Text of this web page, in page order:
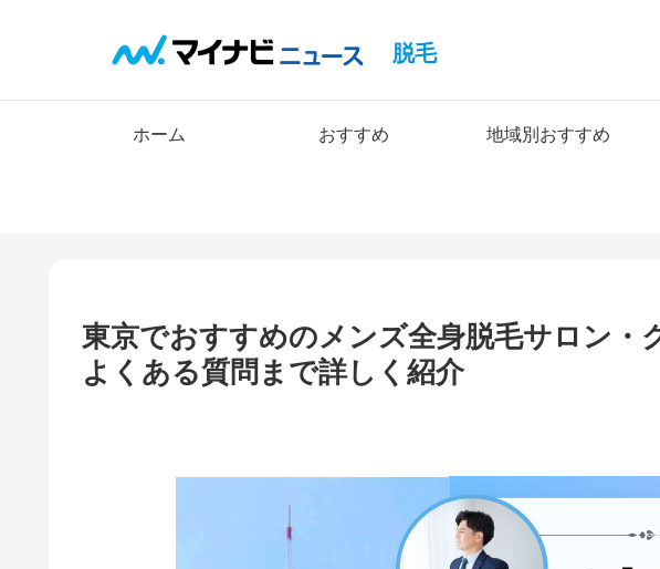
脱毛
ホーム おすすめ 地域別おすすめ
東京でおすすめのメンズ全身脱毛サロン・
よくある質問まで詳しく紹介